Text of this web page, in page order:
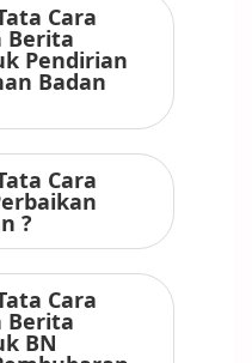
Cara
Berita
Pendirian
Badan
Cara
?
Cara
Berita
BN